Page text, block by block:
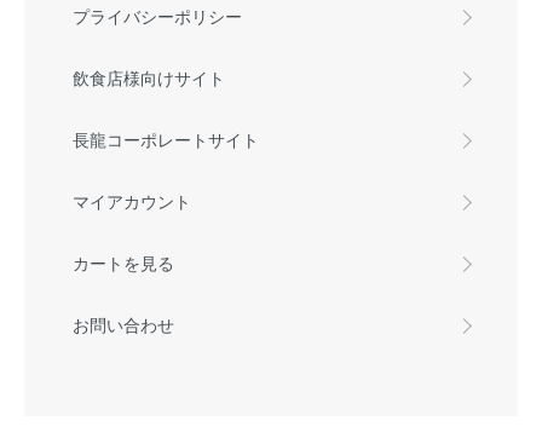
プライバシーポリシー
飲食店様向けサイト
長龍コーポレートサイト
マイアカウント
カートを見る
お問い合わせ